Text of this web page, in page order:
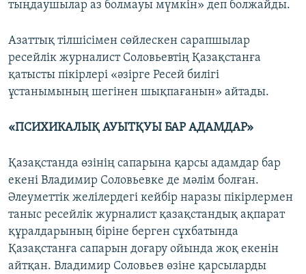
тыңдаушылар аз болмауы мүмкін» деп болжайды.
Азаттық тілшісімен сөйлескен сарапшылар
ресейлік журналист Соловьевтің Қазақстанға
қатысты пікірлері «әзірге Ресей билігі
ұстанымының шегінен шықпағанын» айтады.
«ПСИХИКАЛЫҚ АУЫТҚУЫ БАР АДАМДАР»
Қазақстанда өзінің сапарына қарсы адамдар бар
екені Владимир Соловьевке де мәлім болған.
Әлеуметтік желілердегі кейбір наразы пікірлермен
таныс ресейлік журналист қазақстандық ақпарат
құралдарының біріне берген сұхбатында
Қазақстанға сапарын доғару ойында жоқ екенін
айтқан. Владимир Соловьев өзіне қарсыларды